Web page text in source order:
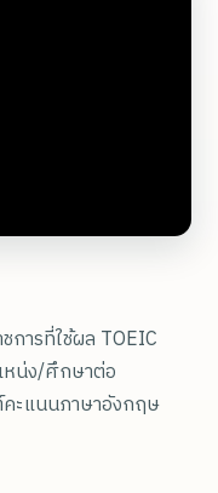
การที่ใช้ผล TOEIC
หน่ง/ศึกษาต่อ
ะแนนภาษาอังกฤษ